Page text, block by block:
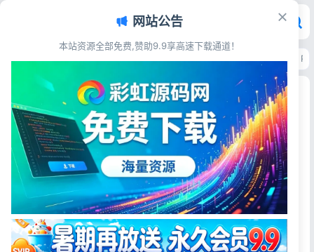
首页>源码资源>电子商务>VK维客众筹网整站源码 手机端众筹网站系统
VK维客众筹网整站源码 手机端众筹网站系统 PHP
开源可商用
彩虹源码网
2026-05-24 15阅读
源码简介
PHP+MYSQL开发的众筹网站系统，众筹即大众筹资或群众
筹资，互联网众筹作为快速筹集资金渠道的一种，向网友募
网站公告
本站资源全部免费,赞助9.9享高速下载通道！